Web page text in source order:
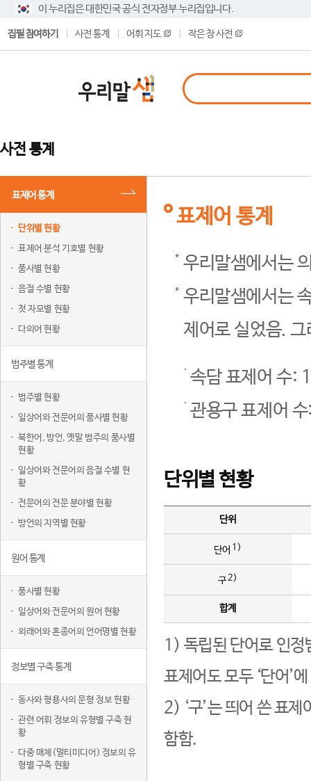
이 누리집은 대한민국 공식 전자정부 누리집입니다.
집필 참여하기 사전 통계 어휘 지도 작은 창 사전
사전 통계
표제어 통계
단위별 현황
표제어 분석 기호별 현황
품사별 현황
음절 수별 현황
첫 자모별 현황
다의어 현황
범주별 통계
범주별 현황
일상어와 전문어의 품사별 현황
북한어, 방언, 옛말 범주의 품사별
현황
일상어와 전문어의 음절 수별 현
황
전문어의 전문 분야별 현황
방언의 지역별 현황
원어 통계
품사별 현황
일상어와 전문어의 원어 현황
외래어와 혼종어의 언어명별 현황
정보별 구축 통계
동사와 형용사의 문형 정보 현황
관련 어휘 정보의 유형별 구축 현
황
다중 매체(멀티미디어) 정보의 유
형별 구축 현황
표제어 통계
우리말샘에서는
우리말샘에서는
제어로 실었음.
속담 표제어 수:
관용구 표제어
단위별 현황
단위
단어 1)
구2)
합계
1) 독립된 단어로 인정
표제어도 모두 ‘단어’
2) ‘구’는 띄어 쓴 표
함함.